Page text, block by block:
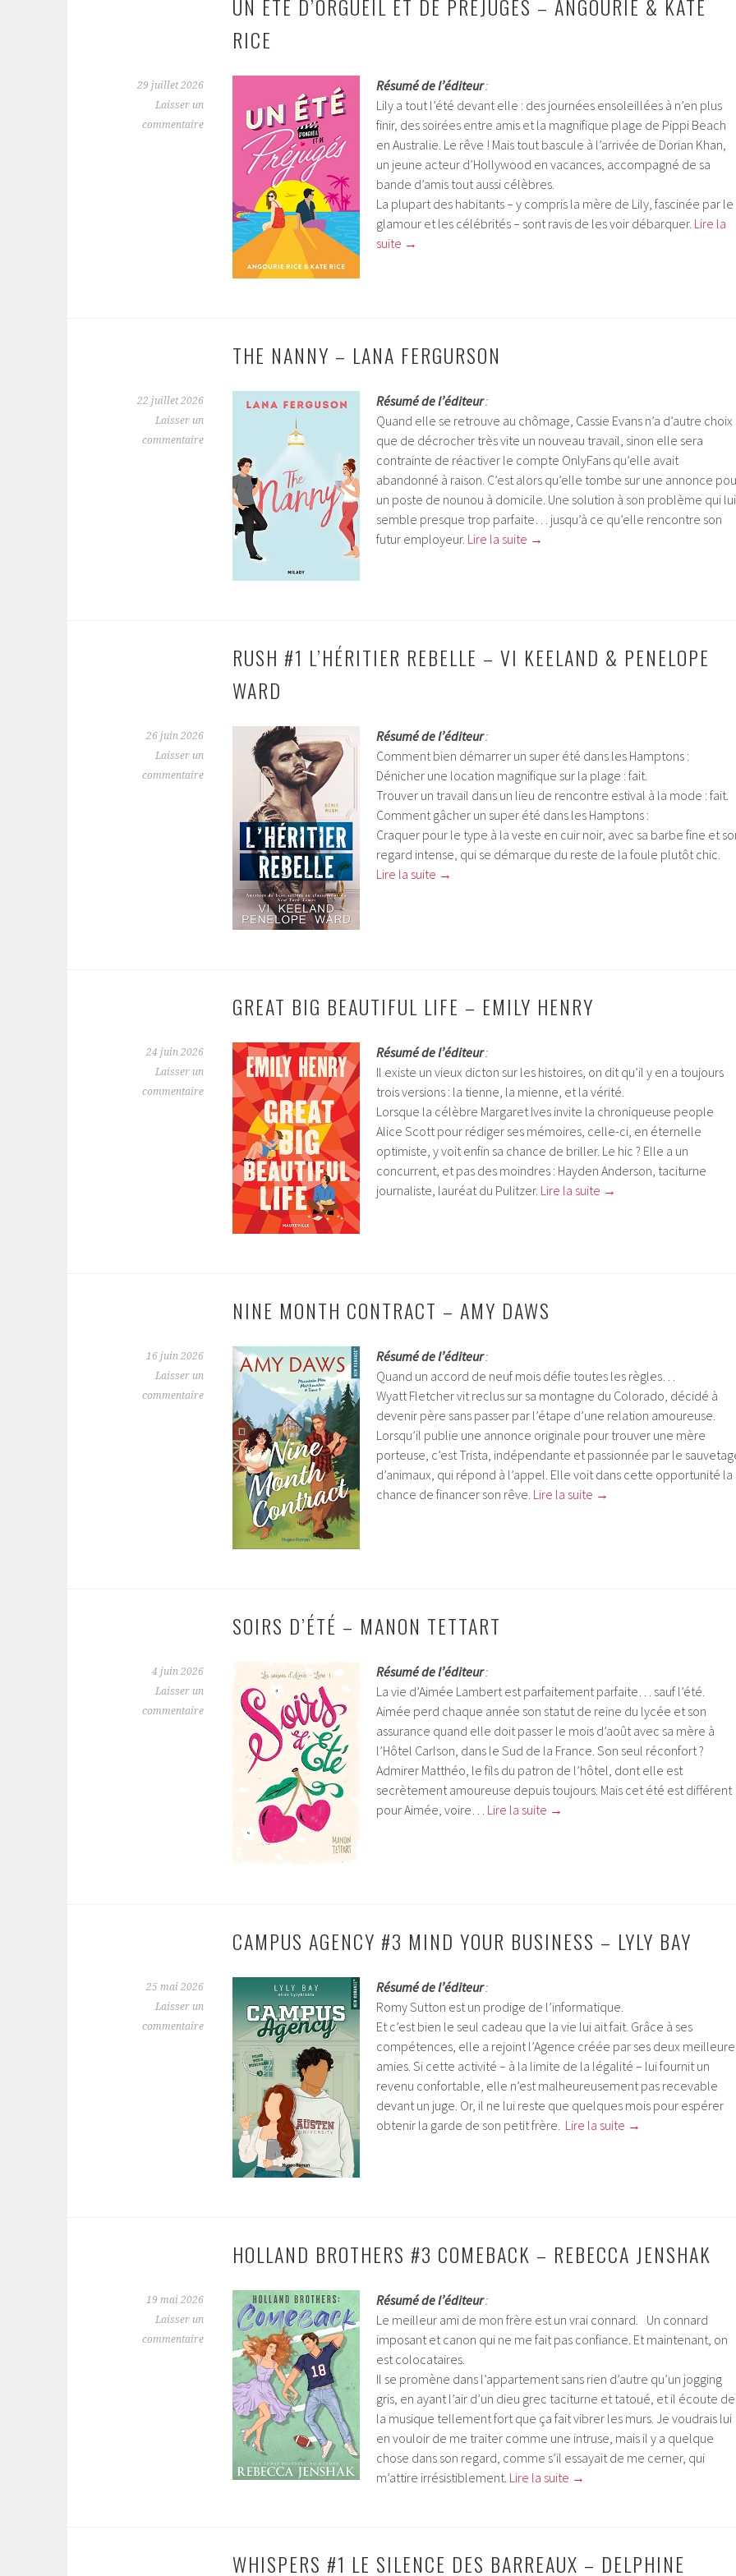
UN ÉTÉ D’ORGUEIL ET DE PRÉJUGÉS – ANGOURIE & KATE
RICE
29 juillet 2026
Laisser un
commentaire
Résumé de l’éditeur:
Lily a tout l’été devant elle : des journées ensoleillées à n’en plus
finir, des soirées entre amis et la magnifique plage de Pippi Beach
en Australie. Le rêve ! Mais tout bascule à l’arrivée de Dorian Khan,
un jeune acteur d’Hollywood en vacances, accompagné de sa
bande d’amis tout aussi célèbres.
La plupart des habitants – y compris la mère de Lily, fascinée par le
glamour et les célébrités – sont ravis de les voir débarquer. Lire la
suite →
THE NANNY – LANA FERGURSON
22 juillet 2026
Laisser un
commentaire
Résumé de l’éditeur:
Quand elle se retrouve au chômage, Cassie Evans n’a d’autre choix
que de décrocher très vite un nouveau travail, sinon elle sera
contrainte de réactiver le compte OnlyFans qu’elle avait
abandonné à raison. C’est alors qu’elle tombe sur une annonce
un poste de nounou à domicile. Une solution à son problème qui lui
semble presque trop parfaite… jusqu’à ce qu’elle rencontre son
futur employeur. Lire la suite →
RUSH #1 L’HÉRITIER REBELLE – VI KEELAND & PENELOPE
WARD
26 juin 2026
Laisser un
commentaire
Résumé de l’éditeur:
Comment bien démarrer un super été dans les Hamptons :
Dénicher une location magnifique sur la plage : fait.
Trouver un travail dans un lieu de rencontre estival à la mode : fait.
Comment gâcher un super été dans les Hamptons :
Craquer pour le type à la veste en cuir noir, avec sa barbe fine et
regard intense, qui se démarque du reste de la foule plutôt chic.
Lire la suite →
GREAT BIG BEAUTIFUL LIFE – EMILY HENRY
24 juin 2026
Laisser un
commentaire
Résumé de l’éditeur:
Il existe un vieux dicton sur les histoires, on dit qu’il y en a toujours
trois versions : la tienne, la mienne, et la vérité.
Lorsque la célèbre Margaret Ives invite la chroniqueuse people
Alice Scott pour rédiger ses mémoires, celle-ci, en éternelle
optimiste, y voit enfin sa chance de briller. Le hic ? Elle a un
concurrent, et pas des moindres : Hayden Anderson, taciturne
journaliste, lauréat du Pulitzer. Lire la suite →
NINE MONTH CONTRACT – AMY DAWS
16 juin 2026
Laisser un
commentaire
Résumé de l’éditeur:
Quand un accord de neuf mois défie toutes les règles…
Wyatt Fletcher vit reclus sur sa montagne du Colorado, décidé à
devenir père sans passer par l’étape d’une relation amoureuse.
Lorsqu’il publie une annonce originale pour trouver une mère
porteuse, c’est Trista, indépendante et passionnée par le
d’animaux, qui répond à l’appel. Elle voit dans cette opportunité la
chance de financer son rêve. Lire la suite →
SOIRS D’ÉTÉ – MANON TETTART
4 juin 2026
Laisser un
commentaire
Résumé de l’éditeur:
La vie d’Aimée Lambert est parfaitement parfaite… sauf l’été.
Aimée perd chaque année son statut de reine du lycée et son
assurance quand elle doit passer le mois d’août avec sa mère à
l’Hôtel Carlson, dans le Sud de la France. Son seul réconfort ?
Admirer Matthéo, le fils du patron de l’hôtel, dont elle est
secrètement amoureuse depuis toujours. Mais cet été est différent
pour Aimée, voire… Lire la suite →
CAMPUS AGENCY #3 MIND YOUR BUSINESS – LYLY BAY
25 mai 2026
Laisser un
commentaire
Résumé de l’éditeur:
Romy Sutton est un prodige de l’informatique.
Et c’est bien le seul cadeau que la vie lui ait fait. Grâce à ses
compétences, elle a rejoint l’Agence créée par ses deux
amies. Si cette activité – à la limite de la légalité – lui fournit un
revenu confortable, elle n’est malheureusement pas recevable
devant un juge. Or, il ne lui reste que quelques mois pour espérer
obtenir la garde de son petit frère. Lire la suite →
HOLLAND BROTHERS #3 COMEBACK – REBECCA JENSHAK
19 mai 2026
Laisser un
commentaire
Résumé de l’éditeur:
Le meilleur ami de mon frère est un vrai connard. Un connard
imposant et canon qui ne me fait pas confiance. Et maintenant, on
est colocataires.
Il se promène dans l’appartement sans rien d’autre qu’un jogging
gris, en ayant l’air d’un dieu grec taciturne et tatoué, et il écoute de
la musique tellement fort que ça fait vibrer les murs. Je voudrais lui
en vouloir de me traiter comme une intruse, mais il y a quelque
chose dans son regard, comme s’il essayait de me cerner, qui
m’attire irrésistiblement. Lire la suite →
WHISPERS #1 LE SILENCE DES BARREAUX – DELPHINE